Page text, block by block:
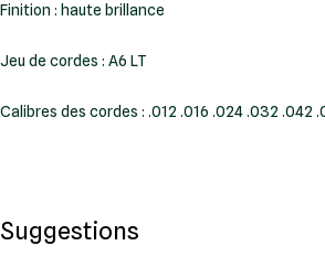
Finition : haute brillance
Jeu de cordes : A6 LT
Calibres des cordes : .012 .016 .024 .032 .042
Suggestions